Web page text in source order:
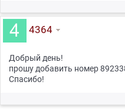
4364
Добрый день!
прошу добавить номер
Спасибо!